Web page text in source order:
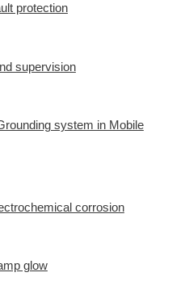
protection
supervision
system in Mobile
corrosion
glow